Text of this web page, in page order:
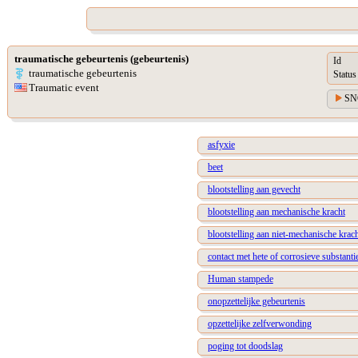
traumatische gebeurtenis (gebeurtenis)
traumatische gebeurtenis
Traumatic event
Id
Status
asfyxie
beet
blootstelling aan gevecht
blootstelling aan mechanische kracht
blootstelling aan niet-mechanische
contact met hete of corrosieve
Human stampede
onopzettelijke gebeurtenis
opzettelijke zelfverwonding
poging tot doodslag